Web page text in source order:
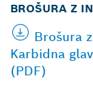
BROŠURA Z
Brošura
Karbidna
(PDF)